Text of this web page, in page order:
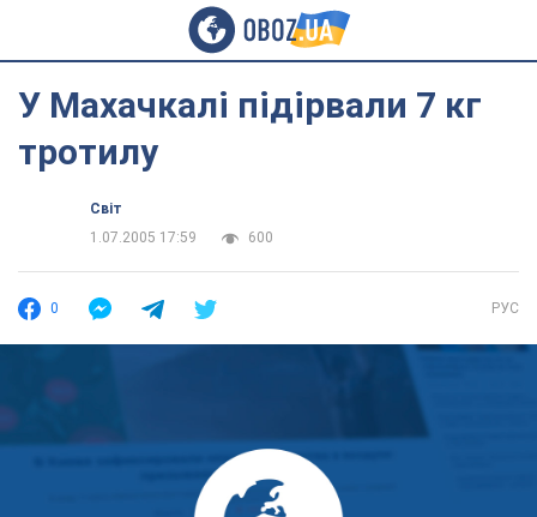
У Махачкалі підірвали 7 кг
тротилу
Світ
1.07.2005 17:59
600
0 РУС